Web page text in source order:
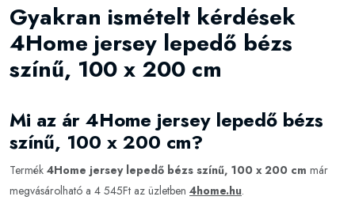
Gyakran ismételt kérdések
4Home jersey lepedő bézs
színű, 100 x 200 cm
Mi az ár 4Home jersey lepedő bézs
színű, 100 x 200 cm?
Termék 4Home jersey lepedő bézs színű, 100 x 200 cm már
megvásárolható a 4 545Ft az üzletben 4home.hu.